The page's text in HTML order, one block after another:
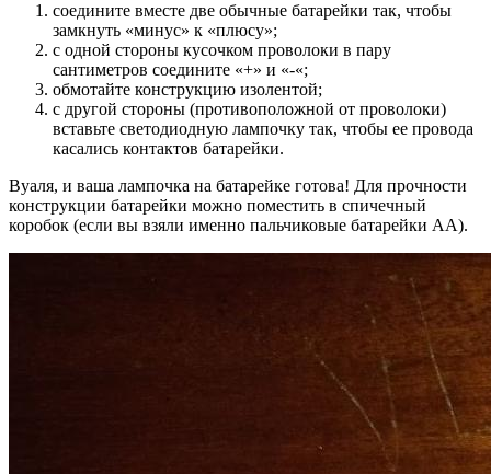
соедините вместе две обычные батарейки так, чтобы
замкнуть «минус» к «плюсу»;
с одной стороны кусочком проволоки в пару
сантиметров соедините «+» и «-«;
обмотайте конструкцию изолентой;
с другой стороны (противоположной от проволоки)
вставьте светодиодную лампочку так, чтобы ее провода
касались контактов батарейки.
Вуаля, и ваша лампочка на батарейке готова! Для прочности
конструкции батарейки можно поместить в спичечный
коробок (если вы взяли именно пальчиковые батарейки АА).